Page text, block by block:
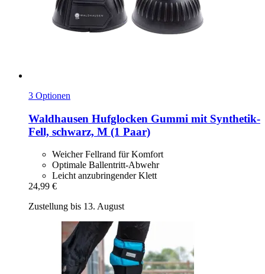
3 Optionen
Waldhausen Hufglocken Gummi mit Synthetik-​
Fell, schwarz, M (1 Paar)
Weicher Fellrand für Komfort
Optimale Ballentritt-Abwehr
Leicht anzubringender Klett
24,99 €
Zustellung bis 13. August